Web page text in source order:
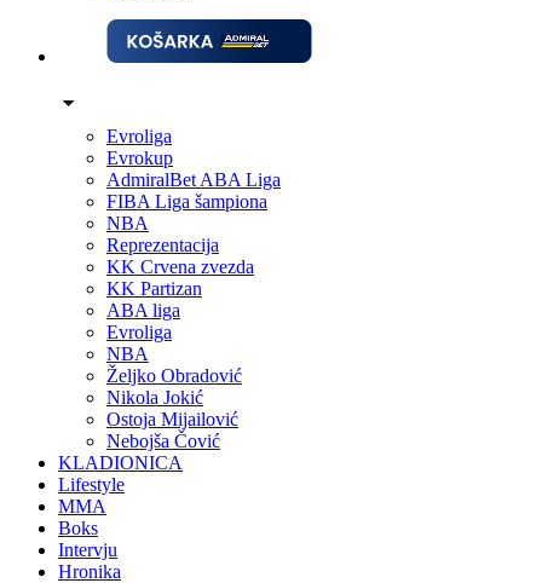
Evroliga
Evrokup
AdmiralBet ABA Liga
FIBA Liga šampiona
NBA
Reprezentacija
KK Crvena zvezda
KK Partizan
ABA liga
Evroliga
NBA
Željko Obradović
Nikola Jokić
Ostoja Mijailović
Nebojša Čović
KLADIONICA
Lifestyle
MMA
Boks
Intervju
Hronika